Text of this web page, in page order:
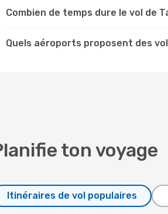
Combien de temps dure le vol de
Quels aéroports proposent des
ton voyage
Itinéraires de vol populaires